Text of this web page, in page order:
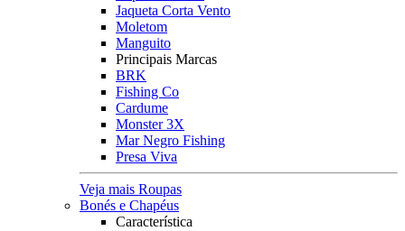
Jaqueta Corta Vento
Moletom
Manguito
Principais Marcas
BRK
Fishing Co
Cardume
Monster 3X
Mar Negro Fishing
Presa Viva
Veja mais Roupas
Bonés e Chapéus
Característica